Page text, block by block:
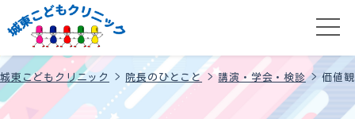
城東こどもクリニック > 院長のひとこと>講演・学会・検診>価値